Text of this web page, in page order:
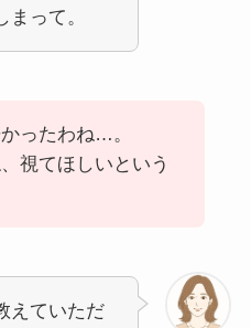
って。
ったわね…。
視てほしいという
えていただ